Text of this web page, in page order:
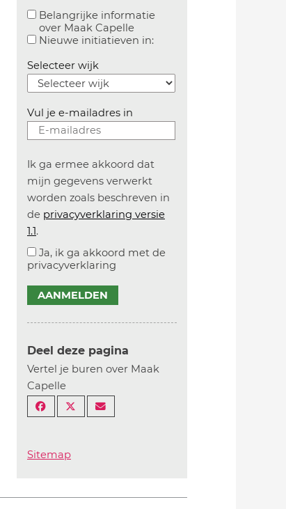
Belangrijke informatie
over Maak Capelle
Aanvinken om belangrijke informatie over
Nieuwe initiatieven in:Aanvinken om
Selecteer wijk
Vul je e-mailadres in
Ik ga ermee akkoord dat
mijn gegevens verwerkt
worden zoals beschreven in
de privacyverklaring versie
1.1.
Ja, ik ga akkoord met de
privacyverklaring
AANMELDEN
Deel deze pagina
Vertel je buren over Maak
Capelle
Sitemap